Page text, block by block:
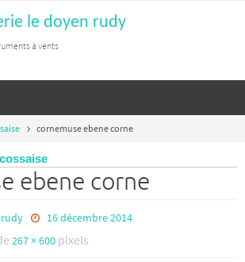
le doyen rudy
à vents
cornemuse ebene corne
ebene corne
16 décembre 2014
267 × 600 pixels